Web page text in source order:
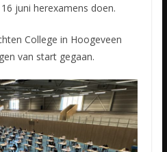
juni herexamens doen.
College in Hoogeveen
van start gegaan.